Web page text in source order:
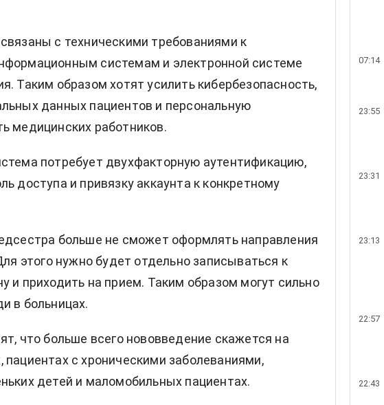
с техническими требованиями к
системам и электронной системе
Таким образом хотят усилить кибербезопасность,
данных пациентов и персональную
медицинских работников.
потребует двухфакторную аутентификацию,
доступа и привязку аккаунта к конкретному
больше не сможет оформлять направления
этого нужно будет отдельно записываться к
и приходить на прием. Таким образом могут сильно
в больницах.
что больше всего нововведение скажется на
с хроническими заболеваниями,
детей и маломобильных пациентах.
07:14
23:55
23:31
23:13
22:57
22:43